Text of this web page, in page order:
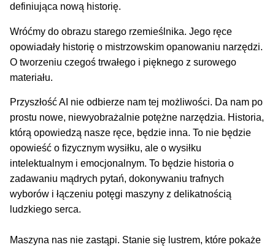
definiująca nową historię.
Wróćmy do obrazu starego rzemieślnika. Jego ręce
opowiadały historię o mistrzowskim opanowaniu narzędzi.
O tworzeniu czegoś trwałego i pięknego z surowego
materiału.
Przyszłość AI nie odbierze nam tej możliwości. Da nam po
prostu nowe, niewyobrażalnie potężne narzędzia. Historia,
którą opowiedzą nasze ręce, będzie inna. To nie będzie
opowieść o fizycznym wysiłku, ale o wysiłku
intelektualnym i emocjonalnym. To będzie historia o
zadawaniu mądrych pytań, dokonywaniu trafnych
wyborów i łączeniu potęgi maszyny z delikatnością
ludzkiego serca.
Maszyna nas nie zastąpi. Stanie się lustrem, które pokaże